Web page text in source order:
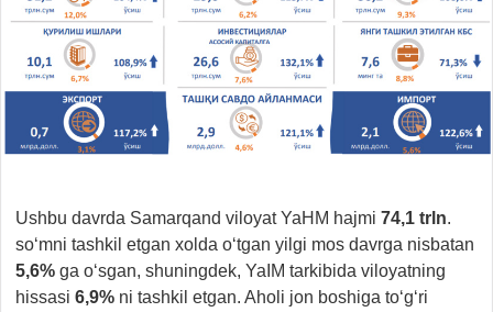
Ushbu davrda Samarqand viloyat YaHM hajmi 74,1 trln.
so‘mni tashkil etgan xolda o‘tgan yilgi mos davrga nisbatan
5,6% ga o‘sgan, shuningdek, YaIM tarkibida viloyatning
hissasi 6,9% ni tashkil etgan. Aholi jon boshiga to‘g‘ri